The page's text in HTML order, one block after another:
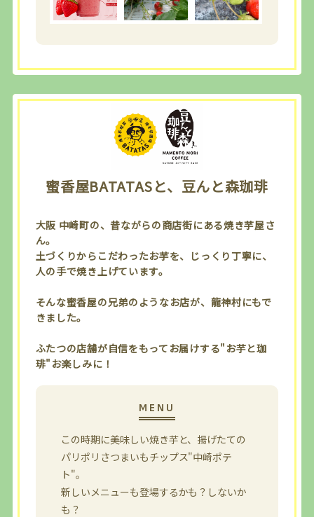
蜜香屋BATATASと、豆んと森珈琲
大阪 中崎町の、昔ながらの商店街にある焼き芋屋さ
ん。
土づくりからこだわったお芋を、じっくり丁寧に、
人の手で焼き上げています。
そんな蜜香屋の兄弟のようなお店が、龍神村にもで
きました。
ふたつの店舗が自信をもってお届けする"お芋と珈
琲"お楽しみに！
この時期に美味しい焼き芋と、揚げたての
パリポリさつまいもチップス"中崎ポテ
ト"。
新しいメニューも登場するかも？しないか
も？